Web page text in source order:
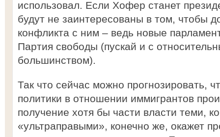
использовал. Если Хофер станет
будут не заинтересованы в том, чтобы
конфликта с ним – ведь новые
Партия свободы (пускай и с
большинством).
Так что сейчас можно прогнозировать,
политики в отношении иммигрантов
получение хотя бы части власти теми,
«ультраправыми», конечно же, окажет